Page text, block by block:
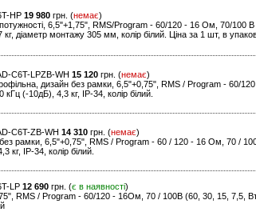
HP 19 980 грн. (немає)
6,5"+1,75", RMS/Program - 60/120 - 16 Ом, 70/100
діаметр монтажу 305 мм, колір білий. Ціна за 1 шт, в
C6T-LPZB-WH 15 120 грн. (немає)
дизайн без рамки, 6,5"+0,75", RMS / Program - 60/
(-10дБ), 4,3 кг, IP-34, колір білий.
C6T-ZB-WH 14 310 грн. (немає)
рамки, 6,5"+0,75", RMS / Program - 60 / 120 - 16 Ом, 70 /
кг, IP-34, колір білий.
LP 12 690 грн. (є в наявності)
RMS / Program - 60/120 - 16Ом, 70 / 100В (60, 30, 15, 7,5,